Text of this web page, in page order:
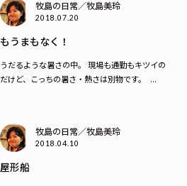
牧島の日常／牧島美玲
2018.07.20
もうまもなく！
うだるような暑さの中。 現場も通勤もキツイの
だけど、こっちの暑さ・熱さは別物です。 ...
牧島の日常／牧島美玲
2018.04.10
屋形船